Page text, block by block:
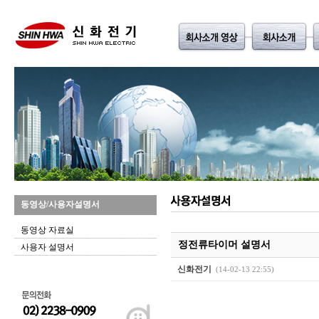
동영상/사용자설명서
동영상 자료실
사용자 설명서
정전류타이머 설명서
신화전기 (14-02-13 22:55)